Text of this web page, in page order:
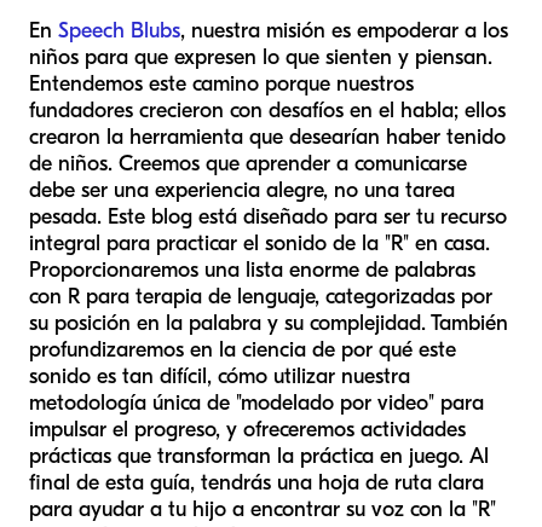
En Speech Blubs, nuestra misión es empoderar a los
niños para que expresen lo que sienten y piensan.
Entendemos este camino porque nuestros
fundadores crecieron con desafíos en el habla; ellos
crearon la herramienta que desearían haber tenido
de niños. Creemos que aprender a comunicarse
debe ser una experiencia alegre, no una tarea
pesada. Este blog está diseñado para ser tu recurso
integral para practicar el sonido de la "R" en casa.
Proporcionaremos una lista enorme de palabras
con R para terapia de lenguaje, categorizadas por
su posición en la palabra y su complejidad. También
profundizaremos en la ciencia de por qué este
sonido es tan difícil, cómo utilizar nuestra
metodología única de "modelado por video" para
impulsar el progreso, y ofreceremos actividades
prácticas que transforman la práctica en juego. Al
final de esta guía, tendrás una hoja de ruta clara
para ayudar a tu hijo a encontrar su voz con la "R"